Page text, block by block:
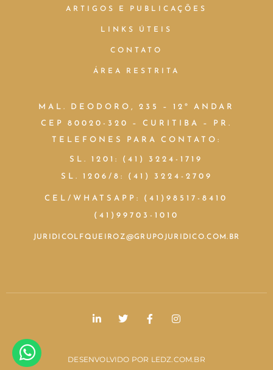
ARTIGOS E PUBLICAÇÕES
LINKS ÚTEIS
CONTATO
ÁREA RESTRITA
MAL. DEODORO, 235 – 12º ANDAR
CEP 80020-320 – CURITIBA – PR.
TELEFONES PARA CONTATO:
SL. 1201: (41) 3224-1719
SL. 1206/8: (41) 3224-2709
CEL/WHATSAPP: (41)98517-8410
(41)99703-1010
JURIDICOLFQUEIROZ@GRUPOJURIDICO.COM.BR
DESENVOLVIDO POR LEDZ.COM.BR